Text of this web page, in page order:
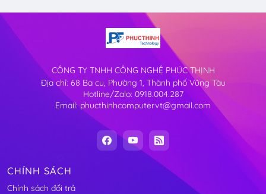
CÔNG TY TNHH CÔNG NGHỆ PHÚC THỊNH
Địa chỉ: 68 Ba cu, Phường 1, Thành phố Vũng Tàu
Hotline/Zalo: 0918.004.287
Email: phucthinhcomputervt@gmail.com
CHÍNH SÁCH
Chính sách đổi trả